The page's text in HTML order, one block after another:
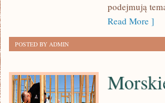
DZIEDZICTWOpodejmują
Read More ]
POSTED BY ADMIN